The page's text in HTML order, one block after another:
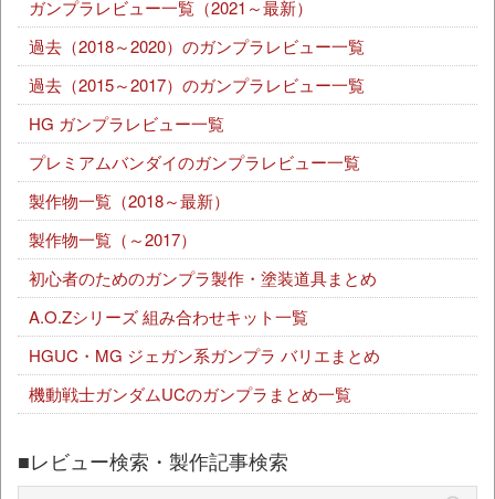
ガンプラレビュー一覧（2021～最新）
過去（2018～2020）のガンプラレビュー一覧
過去（2015～2017）のガンプラレビュー一覧
HG ガンプラレビュー一覧
プレミアムバンダイのガンプラレビュー一覧
製作物一覧（2018～最新）
製作物一覧（～2017）
初心者のためのガンプラ製作・塗装道具まとめ
A.O.Zシリーズ 組み合わせキット一覧
HGUC・MG ジェガン系ガンプラ バリエまとめ
機動戦士ガンダムUCのガンプラまとめ一覧
■レビュー検索・製作記事検索